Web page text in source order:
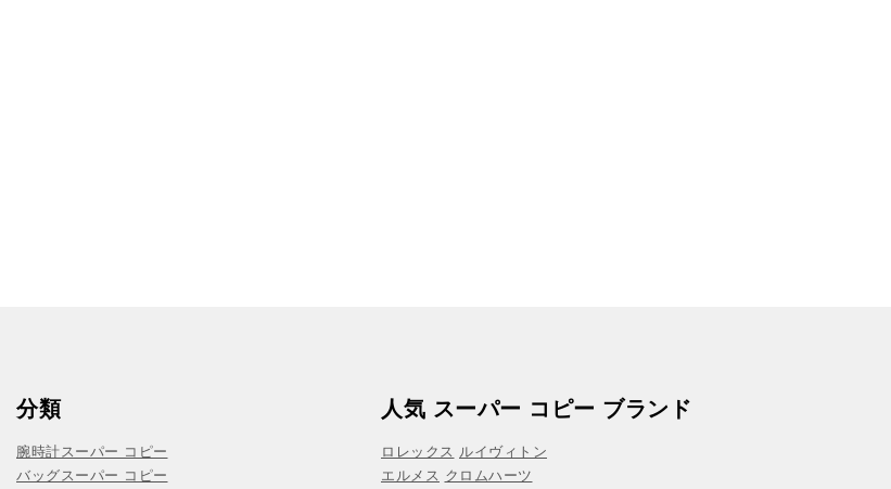
分類
腕時計スーパー コピー
バッグスーパー コピー
人気 スーパー コピー ブランド
ロレックス ルイヴィトン
エルメス クロムハーツ